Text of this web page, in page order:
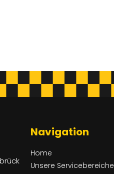
Navigation
Home
Unsere Servicebereiche